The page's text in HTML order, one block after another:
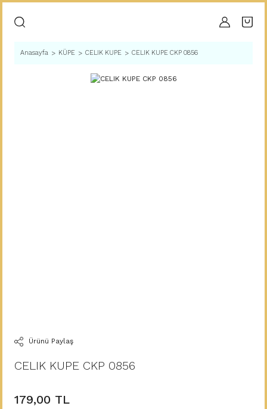
Anasayfa KÜPE CELIK KUPE CELIK KUPE CKP 0856
Ürünü Paylaş
CELIK KUPE CKP 0856
179,00 TL